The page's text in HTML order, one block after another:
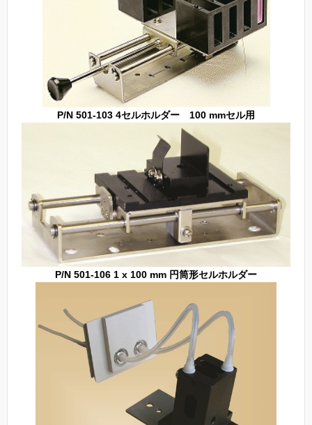
P/N 501-103 4セルホルダー 100 mmセル用
P/N 501-106 1 x 100 mm 円筒形セルホルダー